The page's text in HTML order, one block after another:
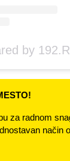
by
za radnom
način